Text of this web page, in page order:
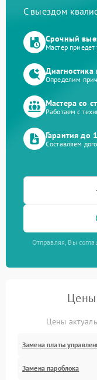
С выездом
Срочный
Мастер
Диагностика
Определим
Мастера со
Работаем с
Гарантия до
Составляем
Отправляя, Вы
Цены
Цены
Замена платы
Замена пароблока